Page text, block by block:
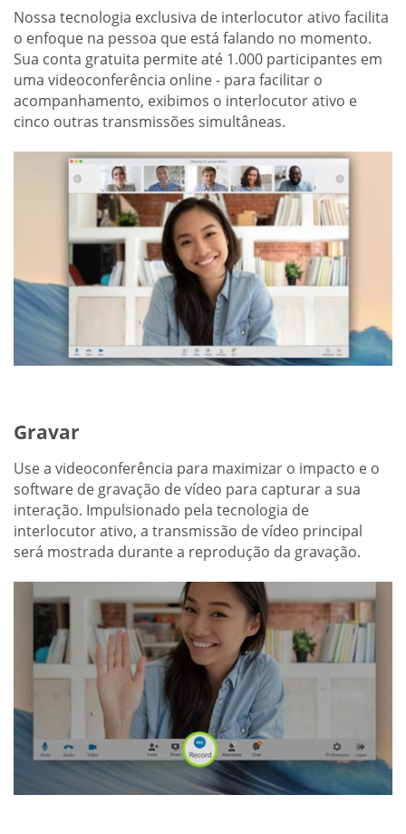
Nossa tecnologia exclusiva de interlocutor ativo facilita
o enfoque na pessoa que está falando no momento.
Sua conta gratuita permite até 1.000 participantes em
uma videoconferência online - para facilitar o
acompanhamento, exibimos o interlocutor ativo e
cinco outras transmissões simultâneas.
Gravar
Use a videoconferência para maximizar o impacto e o
software de gravação de vídeo para capturar a sua
interação. Impulsionado pela tecnologia de
interlocutor ativo, a transmissão de vídeo principal
será mostrada durante a reprodução da gravação.